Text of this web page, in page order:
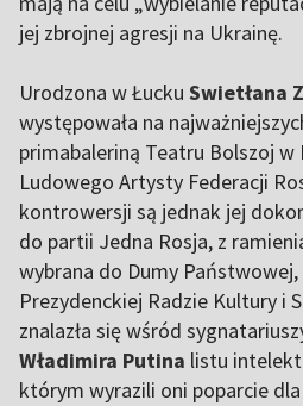
jej zbrojnej agresji na Ukrainę.
Urodzona w Łucku Swietłana
występowała na
primabaleriną Teatru Bolszoj w
Ludowego Artysty Federacji
kontrowersji są jednak jej
do partii Jedna Rosja, z
wybrana do Dumy
Prezydenckiej Radzie Kultury i
znalazła się wśród
Władimira Putina listu
którym wyrazili oni poparcie